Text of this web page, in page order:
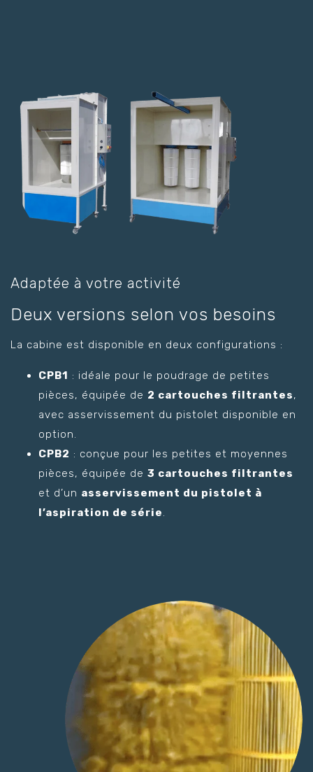
Adaptée à votre activité
Deux versions selon vos besoins
La cabine est disponible en deux configurations :
CPB1 : idéale pour le poudrage de petites
pièces, équipée de 2 cartouches filtrantes,
avec asservissement du pistolet disponible en
option.
CPB2 : conçue pour les petites et moyennes
pièces, équipée de 3 cartouches filtrantes
et d’un asservissement du pistolet à
l’aspiration de série.